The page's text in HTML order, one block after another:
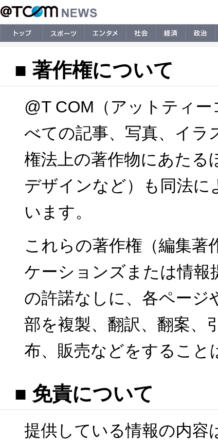
■ 著作権について
@T COM（アットティ
べての記事、写真、イラ
権法上の著作物にあたる
デザインなど）も同法
います。
これらの著作権（編集著
ケーションズまたは情報
の許諾なしに、各ペー
部を複製、翻訳、翻案、
布、販売などをすること
■ 免責について
提供している情報の内容